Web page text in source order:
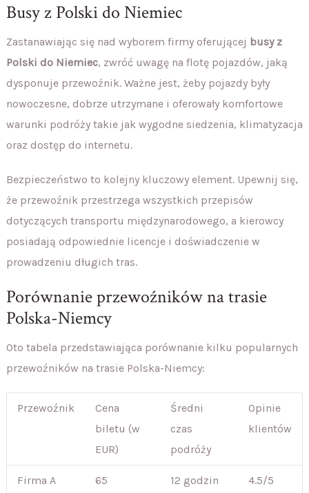
Busy z Polski do Niemiec
Zastanawiając się nad wyborem firmy oferującej busy z
Polski do Niemiec, zwróć uwagę na flotę pojazdów, jaką
dysponuje przewoźnik. Ważne jest, żeby pojazdy były
nowoczesne, dobrze utrzymane i oferowały komfortowe
warunki podróży takie jak wygodne siedzenia, klimatyzacja
oraz dostęp do internetu.
Bezpieczeństwo to kolejny kluczowy element. Upewnij się,
że przewoźnik przestrzega wszystkich przepisów
dotyczących transportu międzynarodowego, a kierowcy
posiadają odpowiednie licencje i doświadczenie w
prowadzeniu długich tras.
Porównanie przewoźników na trasie
Polska-Niemcy
Oto tabela przedstawiająca porównanie kilku popularnych
przewoźników na trasie Polska-Niemcy:
Przewoźnik
Cena
biletu (w
EUR)
Średni
czas
podróży
Opinie
klientów
Firma A 65 12 godzin 4.5/5